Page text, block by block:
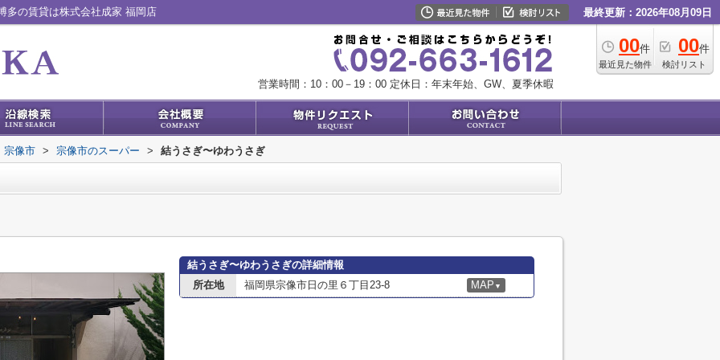
多の賃貸は株式会社成家 福岡店 最終更新：2026年08月09日
00件
最近見た物件
00件
検討リスト
営業時間：10：00－19：00 定休日：年末年始、GW、夏季休暇
宗像市 > 宗像市のスーパー > 結うさぎ〜ゆわうさぎ
結うさぎ〜ゆわうさぎの詳細情報
所在地
福岡県宗像市日の里６丁目23-8 MAP ▼